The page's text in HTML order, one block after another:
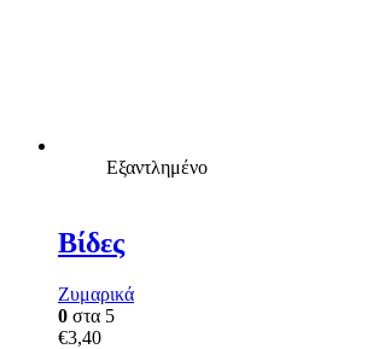
Εξαντλημένο
Βίδες
Ζυμαρικά
0 στα 5
€3,40